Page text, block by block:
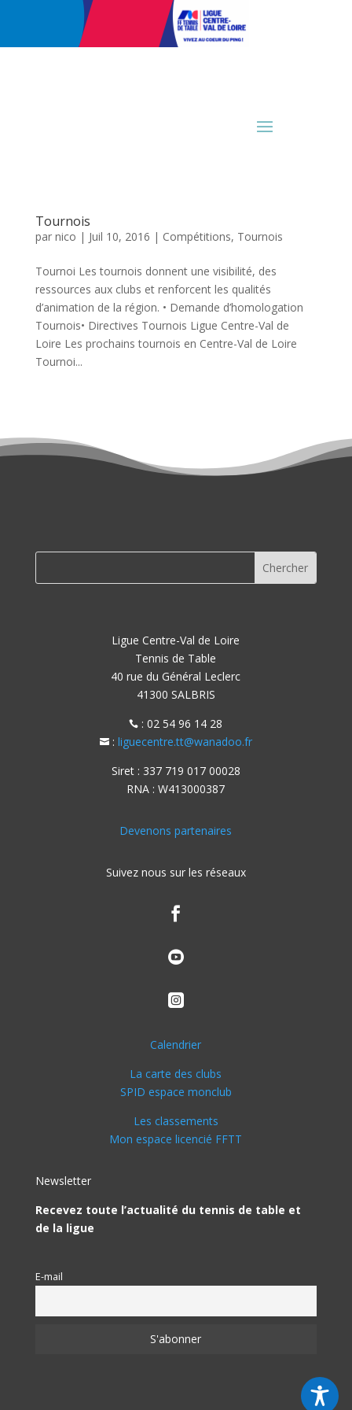
Tournois
par nico | Juil 10, 2016 | Compétitions, Tournois
Tournoi Les tournois donnent une visibilité, des
ressources aux clubs et renforcent les qualités
d’animation de la région. • Demande d’homologation
Tournois• Directives Tournois Ligue Centre-Val de
Loire Les prochains tournois en Centre-Val de Loire
Tournoi...
Ligue Centre-Val de Loire
Tennis de Table
40 rue du Général Leclerc
41300 SALBRIS
 : 02 54 96 14 28
: liguecentre.tt@wanadoo.fr
Siret : 337 719 017 00028
RNA : W413000387
Devenons partenaires
Suivez nous sur les réseaux



Calendrier
La carte des clubs
SPID espace monclub
Les classements
Mon espace licencié FFTT
Newsletter
Recevez toute l’actualité du tennis de table et
de la ligue
E-mail